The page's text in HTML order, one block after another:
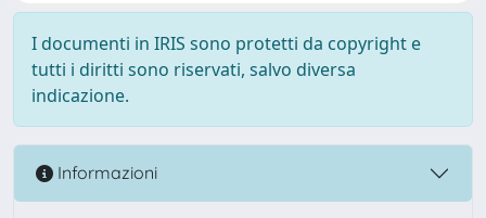
I documenti in IRIS sono protetti da copyright e
tutti i diritti sono riservati, salvo diversa
indicazione.
Informazioni